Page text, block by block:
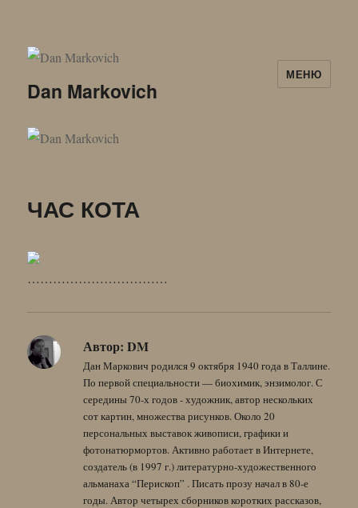
Dan Markovich
МЕНЮ
ЧАС КОТА
……………………………
Автор: DM
Дан Маркович родился 9 октября 1940 года в Таллине.
По первой специальности — биохимик, энзимолог. С
середины 70-х годов - художник, автор нескольких
сот картин, множества рисунков. Около 20
персональных выставок живописи, графики и
фотонатюрмортов. Активно работает в Интернете,
создатель (в 1997 г.) литературно-художественного
альманаха “Перископ” . Писать прозу начал в 80-е
годы. Автор четырех сборников коротких рассказов,